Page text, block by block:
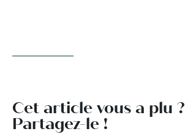
Cet article vous a plu ?
Partagez-le !